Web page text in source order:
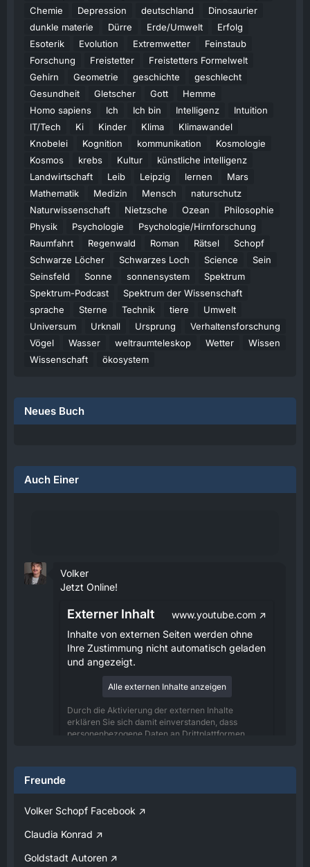
Chemie
Depression deutschland
Dinosaurier
dunkle materie
Dürre Erde/Umwelt
Erfolg
Esoterik
Evolution Extremwetter
Feinstaub
Forschung
Freistetter
Freistetters Formelwelt
Gehirn
Geometrie geschichte
geschlecht
Gesundheit
Gletscher Gott
Hemme
Homo sapiens
Ich Ich bin Intelligenz
Intuition
IT/Tech
Ki Kinder Klima
Klimawandel
Knobelei
Kognition kommunikation
Kosmologie
Kosmos
krebs Kultur
künstliche intelligenz
Landwirtschaft
Leib Leipzig lernen
Mars
Mathematik
Medizin Mensch
naturschutz
Naturwissenschaft
Nietzsche Ozean
Philosophie
Physik
Psychologie
Psychologie/Hirnforschung
Raumfahrt
Regenwald Roman Rätsel
Schopf
Schwarze Löcher
Schwarzes Loch Science
Sein
Seinsfeld
Sonne sonnensystem
Spektrum
Spektrum-Podcast
Spektrum der Wissenschaft
sprache
Sterne Technik tiere
Umwelt
Universum
Urknall Ursprung
Verhaltensforschung
Vögel
Wasser weltraumteleskop Wetter
Wissen
Wissenschaft
ökosystem
Neues Buch
Auch Einer
Volker
Jetzt Online!
Externer Inhalt
www.youtube.com
Inhalte von externen Seiten werden ohne
Ihre Zustimmung nicht automatisch geladen
und angezeigt.
Alle externen Inhalte anzeigen
Durch die Aktivierung der externen Inhalte
erklären Sie sich damit einverstanden, dass
personenbezogene Daten an Drittplattformen
Verfügung gestellt.
08:25
Jetzt Online!
Freunde
Volker Schopf Facebook
Claudia Konrad
Goldstadt Autoren